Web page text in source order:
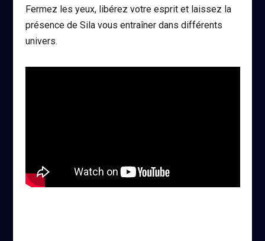
Fermez les yeux, libérez votre esprit et laissez la
présence de Sila vous entraîner dans différents
univers.